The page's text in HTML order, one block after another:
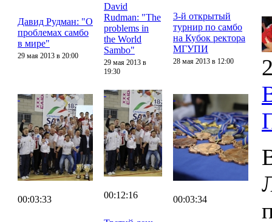
Давид Рудман: "О
проблемах самбо
в мире"
29 мая 2013 в 20:00
David
Rudman: "The
problems in
the World
Sambo"
29 мая 2013 в
19:30
3-й открытый
турнир по самбо
на Кубок ректора
МГУПИ
28 мая 2013 в 12:00
00:03:33 00:12:16 00:03:34